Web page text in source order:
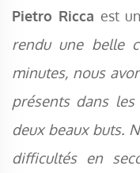
Pietro Ricca est
rendu une belle
minutes, nous
présents dans les
deux beaux buts.
difficultés en